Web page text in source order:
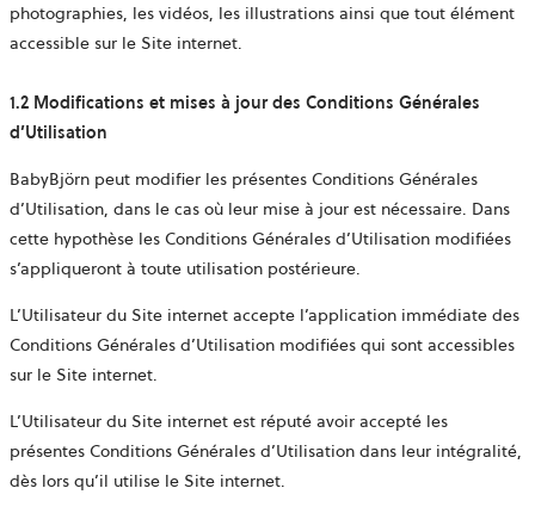
photographies, les vidéos, les illustrations ainsi que tout élément
accessible sur le Site internet.
1.2 Modifications et mises à jour des Conditions Générales
d’Utilisation
BabyBjörn peut modifier les présentes Conditions Générales
d’Utilisation, dans le cas où leur mise à jour est nécessaire. Dans
cette hypothèse les Conditions Générales d’Utilisation modifiées
s’appliqueront à toute utilisation postérieure.
L’Utilisateur du Site internet accepte l’application immédiate des
Conditions Générales d’Utilisation modifiées qui sont accessibles
sur le Site internet.
L’Utilisateur du Site internet est réputé avoir accepté les
présentes Conditions Générales d’Utilisation dans leur intégralité,
dès lors qu’il utilise le Site internet.